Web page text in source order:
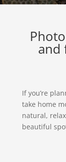
and
If you’re
take home
natural,
beautiful